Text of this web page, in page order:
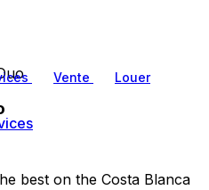
Vente
Louer
best on the Costa Blanca